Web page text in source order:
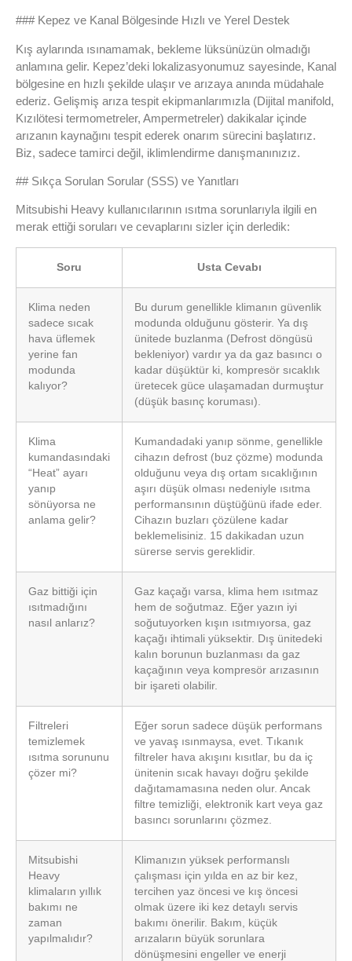
### Kepez ve Kanal Bölgesinde Hızlı ve Yerel Destek
Kış aylarında ısınamamak, bekleme lüksünüzün olmadığı
anlamına gelir. Kepez’deki lokalizasyonumuz sayesinde, Kanal
bölgesine en hızlı şekilde ulaşır ve arızaya anında müdahale
ederiz. Gelişmiş arıza tespit ekipmanlarımızla (Dijital manifold,
Kızılötesi termometreler, Ampermetreler) dakikalar içinde
arızanın kaynağını tespit ederek onarım sürecini başlatırız.
Biz, sadece tamirci değil, iklimlendirme danışmanınızız.
## Sıkça Sorulan Sorular (SSS) ve Yanıtları
Mitsubishi Heavy kullanıcılarının ısıtma sorunlarıyla ilgili en
merak ettiği soruları ve cevaplarını sizler için derledik:
Soru Usta Cevabı
Klima neden
sadece sıcak
hava üflemek
yerine fan
modunda
kalıyor?
Bu durum genellikle klimanın güvenlik
modunda olduğunu gösterir. Ya dış
ünitede buzlanma (Defrost döngüsü
bekleniyor) vardır ya da gaz basıncı o
kadar düşüktür ki, kompresör sıcaklık
üretecek güce ulaşamadan durmuştur
(düşük basınç koruması).
Klima
kumandasındaki
“Heat” ayarı
yanıp
sönüyorsa ne
anlama gelir?
Kumandadaki yanıp sönme, genellikle
cihazın defrost (buz çözme) modunda
olduğunu veya dış ortam sıcaklığının
aşırı düşük olması nedeniyle ısıtma
performansının düştüğünü ifade eder.
Cihazın buzları çözülene kadar
beklemelisiniz. 15 dakikadan uzun
sürerse servis gereklidir.
Gaz bittiği için
ısıtmadığını
nasıl anlarız?
Gaz kaçağı varsa, klima hem ısıtmaz
hem de soğutmaz. Eğer yazın iyi
soğutuyorken kışın ısıtmıyorsa, gaz
kaçağı ihtimali yüksektir. Dış ünitedeki
kalın borunun buzlanması da gaz
kaçağının veya kompresör arızasının
bir işareti olabilir.
Filtreleri
temizlemek
ısıtma sorununu
çözer mi?
Eğer sorun sadece düşük performans
ve yavaş ısınmaysa, evet. Tıkanık
filtreler hava akışını kısıtlar, bu da iç
ünitenin sıcak havayı doğru şekilde
dağıtamamasına neden olur. Ancak
filtre temizliği, elektronik kart veya gaz
basıncı sorunlarını çözmez.
Mitsubishi
Heavy
klimaların yıllık
bakımı ne
zaman
yapılmalıdır?
Klimanızın yüksek performanslı
çalışması için yılda en az bir kez,
tercihen yaz öncesi ve kış öncesi
olmak üzere iki kez detaylı servis
bakımı önerilir. Bakım, küçük
arızaların büyük sorunlara
dönüşmesini engeller ve enerji